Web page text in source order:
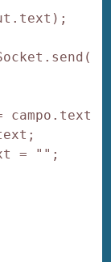
+
"";